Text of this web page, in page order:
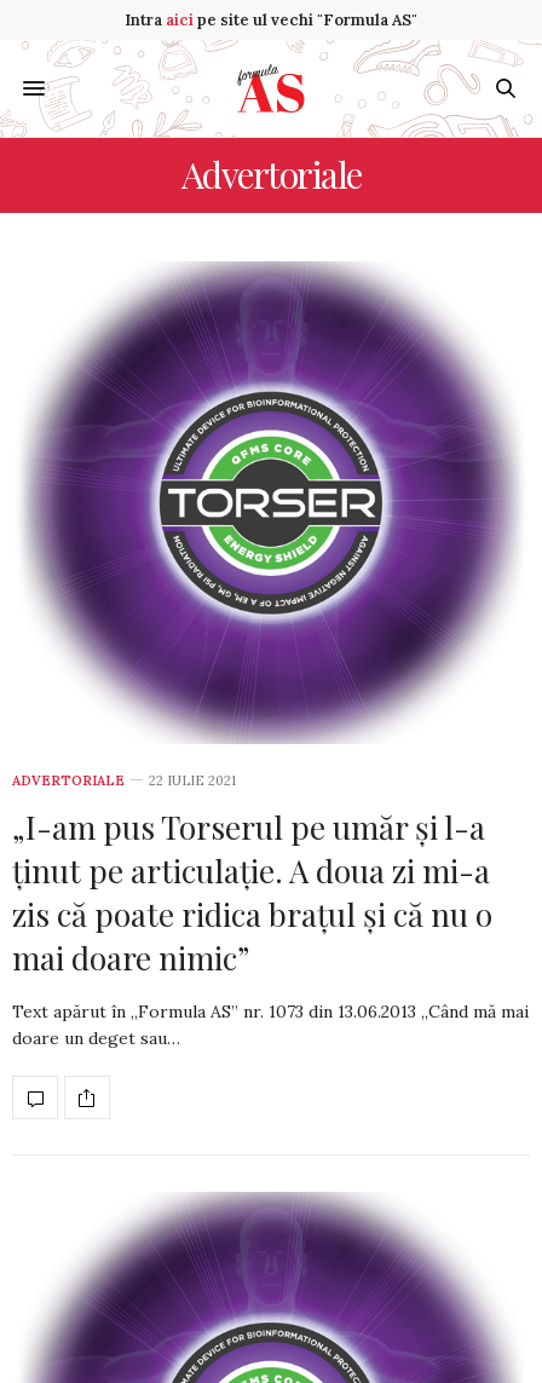
Intra aicipe site ul vechi "Formula AS"
Advertoriale
ADVERTORIALE 22 IULIE 2021
„I-am pus Torserul pe umăr şi l-a
ţinut pe articulaţie. A doua zi mi-a
zis că poate ridica braţul şi că nu o
mai doare nimic”
Text apărut în „Formula AS” nr. 1073 din­ 13.06.2013 „Când mă mai
doare un deget sau…